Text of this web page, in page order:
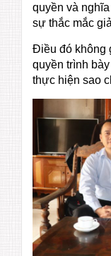
quyền và
sự thắc mắc
Điều đó không
quyền trình
thực hiện sao